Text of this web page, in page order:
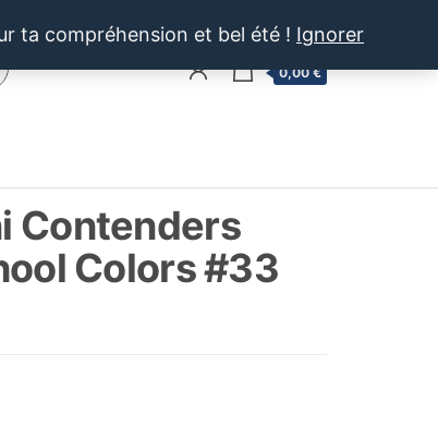
ta compréhension et bel été ! Ignorer
0,00 €
Contenders
Colors #33